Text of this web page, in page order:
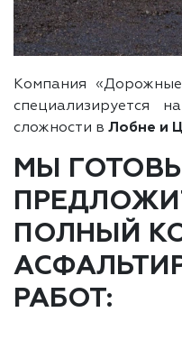
Компания
специализируется
сложности в Лобне и
МЫ ГОТОВЫ
ПОЛНЫЙ
РАБОТ: